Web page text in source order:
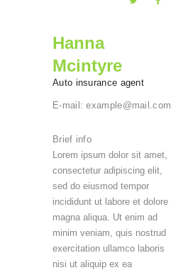
Hanna
Mcintyre
Auto insurance agent
E-mail:example@mail.com
Brief info
Lorem ipsum dolor sit amet,
consectetur adipiscing elit,
sed do eiusmod tempor
incididunt ut labore et dolore
magna aliqua. Ut enim ad
minim veniam, quis nostrud
exercitation ullamco laboris
nisi ut aliquip ex ea